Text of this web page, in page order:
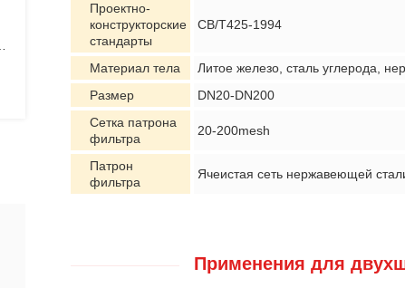
Проектно-
конструкторские
стандарты
CB/T425-1994
Материал тела
Литое железо, сталь углерода,
Размер
DN20-DN200
Сетка патрона
фильтра
20-200mesh
Патрон
фильтра
Ячеистая сеть нержавеющей
Применения для